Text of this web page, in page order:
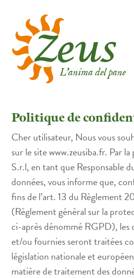
Politique de
Cher utilisateur, Nous vous
sur le site www.zeusiba.fr. Par
S.r.l, en tant que Responsable
données, vous informe que,
fins de l’art. 13 du Règlement
(Règlement général sur la
ci-après dénommé RGPD), les
et/ou fournies seront traitées
législation nationale et
matière de traitement des